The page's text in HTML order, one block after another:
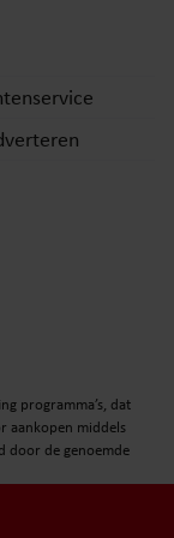
analyse. Deze
ze hebben
services. U
programma’s, dat
aankopen middels
door de genoemde